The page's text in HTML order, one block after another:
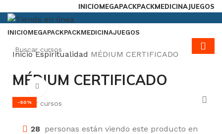
INICIOMEGAPACKPACKMEDICINAJUEGOS
INICIOMEGAPACKPACKMEDICINAJUEGOS
InicioEspiritualidad MÉDIUM CERTIFICADO
MÉDIUM CERTIFICADO
-50%
Click para agrandar
28 personas están viendo este producto en